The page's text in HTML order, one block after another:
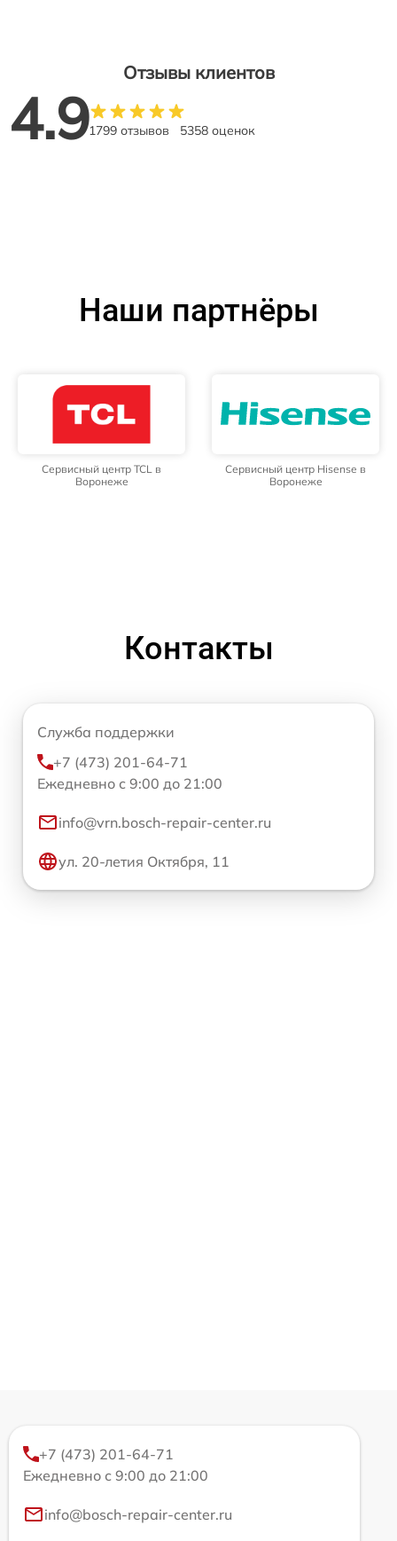
Отзывы клиентов
4.91799 отзывов 5358 оценок
Наши партнёры
Сервисный центр TCL в
Воронеже
Сервисный центр Hisense в
Воронеже
Контакты
Служба поддержки
+7 (473) 201-64-71
Ежедневно с 9:00 до 21:00
info@vrn.bosch-repair-center.ru
ул. 20-летия Октября, 11
+7 (473) 201-64-71
Ежедневно с 9:00 до 21:00
info@bosch-repair-center.ru